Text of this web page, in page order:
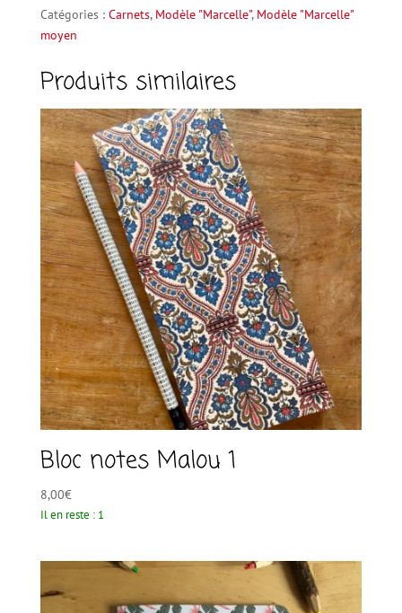
35
r
t
i
v
e
:
Catégories : Carnets, Modèle "Marcelle", Modèle "Marcelle"
moyen
Produits similaires
Bloc notes Malou 1
8,00€
Il en reste : 1